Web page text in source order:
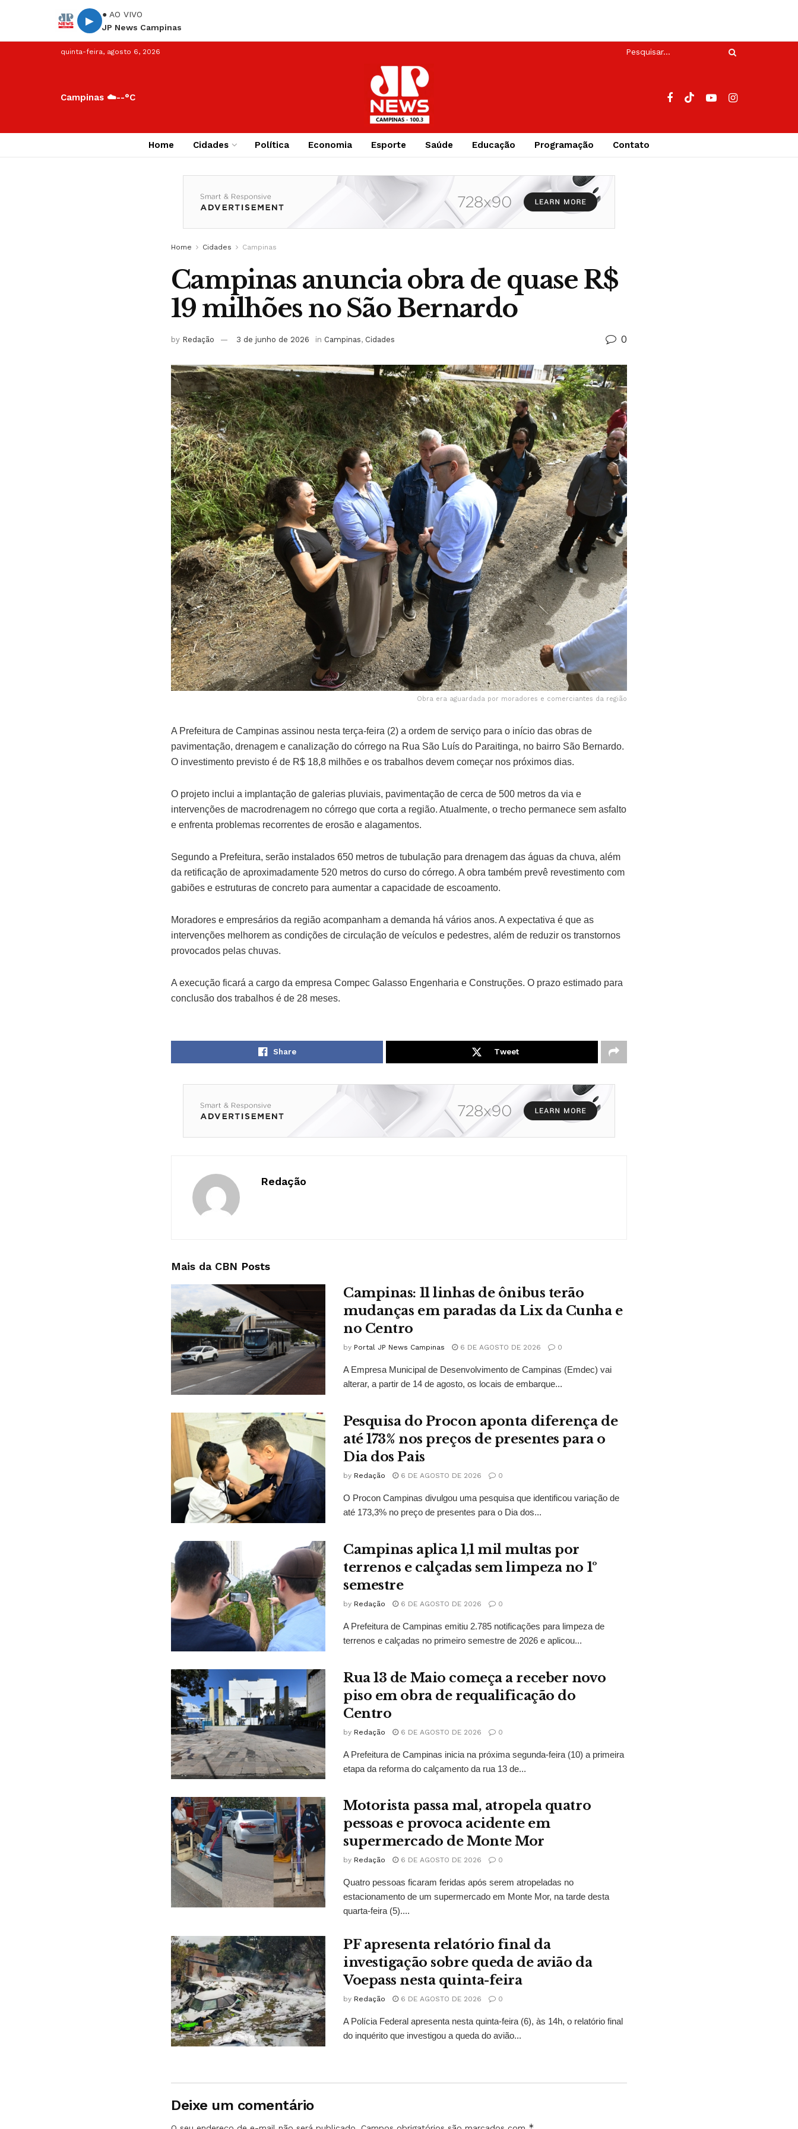
▶
● AO VIVO
JP News Campinas
quinta-feira, agosto 6, 2026
Campinas ☁️--°C
Home Cidades Política Economia Esporte Saúde Educação Programação Contato
Home Cidades Campinas
Campinas anuncia obra de quase R$
19 milhões no São Bernardo
by Redação 3 de junho de 2026 in Campinas, Cidades 0
Obra era aguardada por moradores e comerciantes da região
A Prefeitura de Campinas assinou nesta terça-feira (2) a ordem de serviço para o início das obras de
pavimentação, drenagem e canalização do córrego na Rua São Luís do Paraitinga, no bairro São Bernardo.
O investimento previsto é de R$ 18,8 milhões e os trabalhos devem começar nos próximos dias.
O projeto inclui a implantação de galerias pluviais, pavimentação de cerca de 500 metros da via e
intervenções de macrodrenagem no córrego que corta a região. Atualmente, o trecho permanece sem asfalto
e enfrenta problemas recorrentes de erosão e alagamentos.
Segundo a Prefeitura, serão instalados 650 metros de tubulação para drenagem das águas da chuva, além
da retificação de aproximadamente 520 metros do curso do córrego. A obra também prevê revestimento com
gabiões e estruturas de concreto para aumentar a capacidade de escoamento.
Moradores e empresários da região acompanham a demanda há vários anos. A expectativa é que as
intervenções melhorem as condições de circulação de veículos e pedestres, além de reduzir os transtornos
provocados pelas chuvas.
A execução ficará a cargo da empresa Compec Galasso Engenharia e Construções. O prazo estimado para
conclusão dos trabalhos é de 28 meses.
Share Tweet
Redação
Mais da CBN Posts
Campinas: 11 linhas de ônibus terão
mudanças em paradas da Lix da Cunha e
no Centro
by Portal JP News Campinas 6 DE AGOSTO DE 2026 0
A Empresa Municipal de Desenvolvimento de Campinas (Emdec) vai
alterar, a partir de 14 de agosto, os locais de embarque...
Pesquisa do Procon aponta diferença de
até 173% nos preços de presentes para o
Dia dos Pais
by Redação 6 DE AGOSTO DE 2026 0
O Procon Campinas divulgou uma pesquisa que identificou variação de
até 173,3% no preço de presentes para o Dia dos...
Campinas aplica 1,1 mil multas por
terrenos e calçadas sem limpeza no 1º
semestre
by Redação 6 DE AGOSTO DE 2026 0
A Prefeitura de Campinas emitiu 2.785 notificações para limpeza de
terrenos e calçadas no primeiro semestre de 2026 e aplicou...
Rua 13 de Maio começa a receber novo
piso em obra de requalificação do
Centro
by Redação 6 DE AGOSTO DE 2026 0
A Prefeitura de Campinas inicia na próxima segunda-feira (10) a primeira
etapa da reforma do calçamento da rua 13 de...
Motorista passa mal, atropela quatro
pessoas e provoca acidente em
supermercado de Monte Mor
by Redação 6 DE AGOSTO DE 2026 0
Quatro pessoas ficaram feridas após serem atropeladas no
estacionamento de um supermercado em Monte Mor, na tarde desta
quarta-feira (5)....
PF apresenta relatório final da
investigação sobre queda de avião da
Voepass nesta quinta-feira
by Redação 6 DE AGOSTO DE 2026 0
A Polícia Federal apresenta nesta quinta-feira (6), às 14h, o relatório final
do inquérito que investigou a queda do avião...
Deixe um comentário